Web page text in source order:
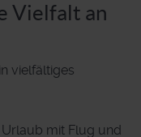
Vielfalt an
vielfältiges
Urlaub mit Flug und